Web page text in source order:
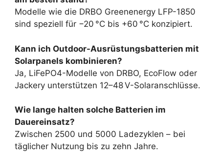
Modelle wie die DRBO Greenenergy LFP-1850
sind speziell für −20 °C bis +60 °C konzipiert.
Kann ich Outdoor-Ausrüstungsbatterien mit
Solarpanels kombinieren?
Ja, LiFePO4-Modelle von DRBO, EcoFlow oder
Jackery unterstützen 12–48 V-Solaranschlüsse.
Wie lange halten solche Batterien im
Dauereinsatz?
Zwischen 2500 und 5000 Ladezyklen – bei
täglicher Nutzung bis zu zehn Jahre.